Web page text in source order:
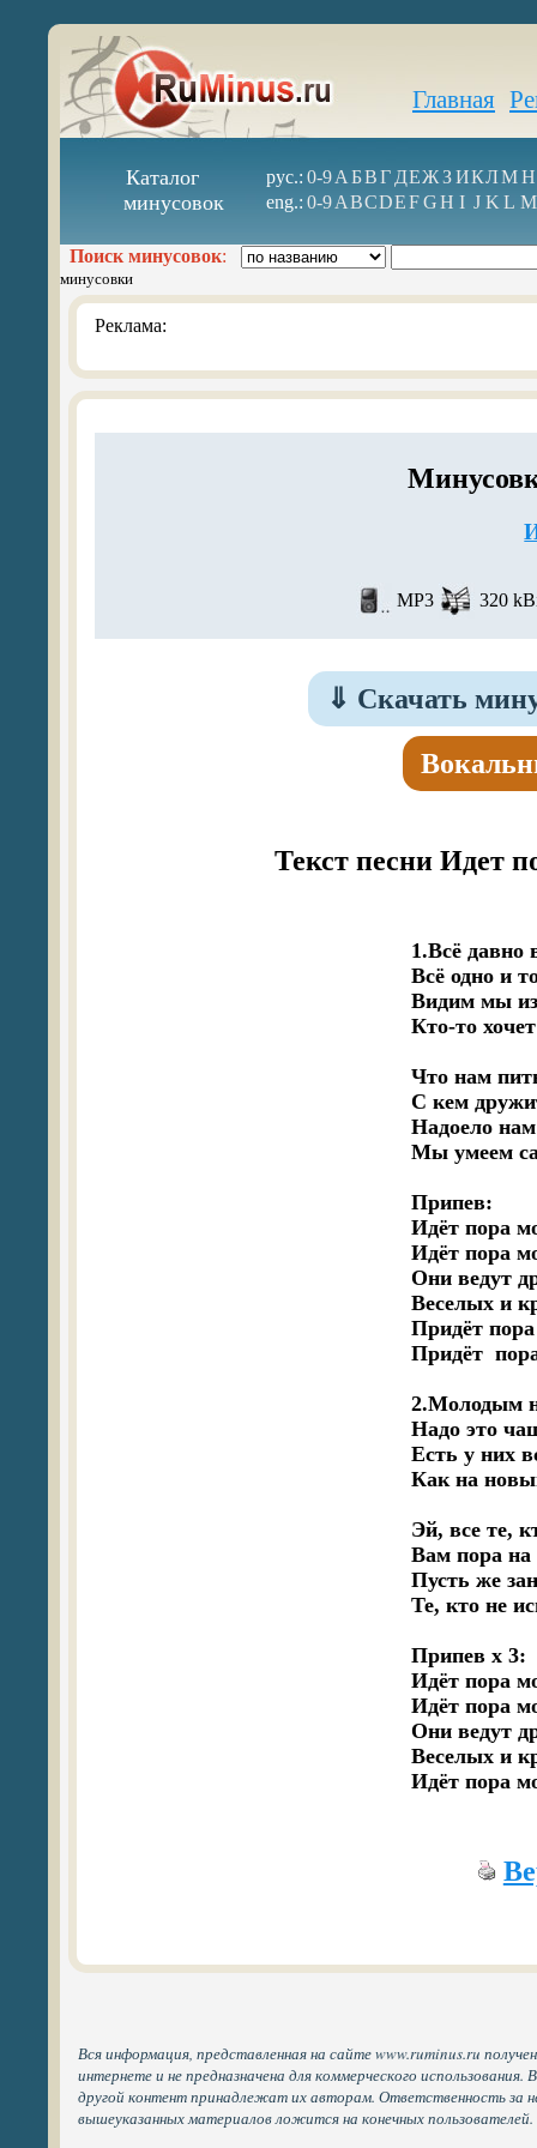
Главная
Каталог
минусовок
рус.: 0-9А БВГ ДЕЖ З ИКЛМН
eng.: 0-9ABCDEFGH I J K L M
Поиск минусовок:
минусовки
Реклама:
MP3 320
⇓ Скачать
Текст песни Идет
1.Всё давно
Всё одно и
Видим мы из
Кто-то
Что нам
С кем
Надоело
Мы умеем
Припев:
Идёт пора
Идёт пора
Они ведут
Веселых и
Придёт
Придёт
2.Молодым
Надо это
Есть у них
Как на
Эй, все те,
Вам пора
Пусть же
Те, кто не
Припев х 3:
Идёт пора
Идёт пора
Они ведут
Веселых и
Вся информация, представленная на сайте www.ruminus.ru
интернете и не предназначена для коммерческого
другой контент принадлежат их авторам. Ответственность за
вышеуказанных материалов ложится на конечных пользователей.